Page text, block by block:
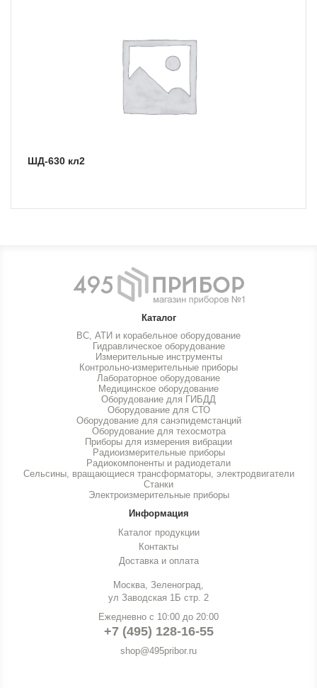
ШД-630 кл2
Каталог
ВС, АТИ и корабельное оборудование
Гидравлическое оборудование
Измерительные инструменты
Контрольно-измерительные приборы
Лабораторное оборудование
Медицинское оборудование
Оборудование для ГИБДД
Оборудование для СТО
Оборудование для санэпидемстанций
Оборудование для техосмотра
Приборы для измерения вибрации
Радиоизмерительные приборы
Радиокомпоненты и радиодетали
Сельсины, вращающиеся трансформаторы, электродвигатели
Станки
Электроизмерительные приборы
Информация
Каталог продукции
Контакты
Доставка и оплата
Москва, Зеленоград,
ул Заводская 1Б стр. 2
Ежедневно с 10:00 до 20:00
+7 (495) 128-16-55
shop@495pribor.ru